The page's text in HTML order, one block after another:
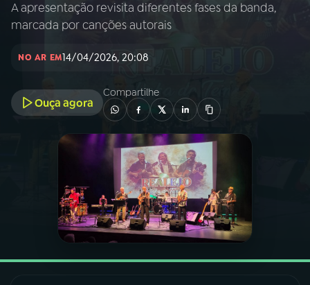
AO VIVO
PROGRAMAÇÃO
PROGRAMAS
05PODCASTS
A apresentação revisita diferentes fases da banda,
marcada por canções autorais
NO AR EM14/04/2026, 20:08
Ouça agora
Compartilhe